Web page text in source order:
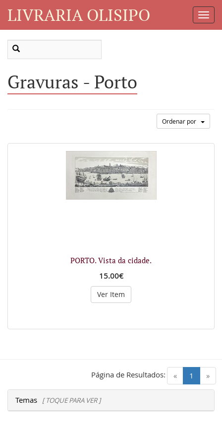
LIVRARIA OLISIPO
Gravuras - Porto
Ordenar por
PORTO. Vista da cidade.
15.00€
Ver Item
« 1 (current)
»
Página de Resultados:
Temas [ TOQUE PARA VER ]